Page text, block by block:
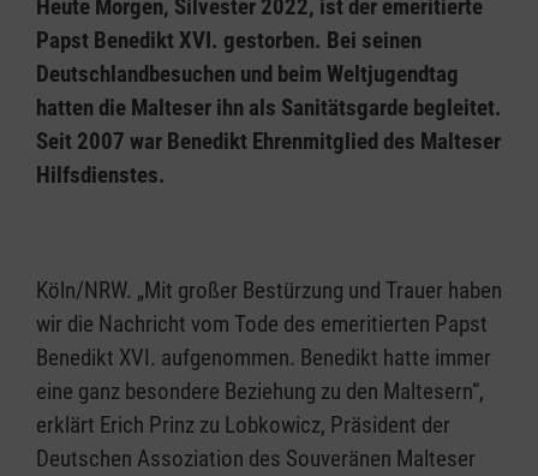
Heute Morgen, Silvester 2022, ist der emeritierte
Papst Benedikt XVI. gestorben. Bei seinen
Deutschlandbesuchen und beim Weltjugendtag
hatten die Malteser ihn als Sanitätsgarde begleitet.
Seit 2007 war Benedikt Ehrenmitglied des Malteser
Hilfsdienstes.
Köln/NRW. „Mit großer Bestürzung und Trauer haben
wir die Nachricht vom Tode des emeritierten Papst
Benedikt XVI. aufgenommen. Benedikt hatte immer
eine ganz besondere Beziehung zu den Maltesern“,
erklärt Erich Prinz zu Lobkowicz, Präsident der
Deutschen Assoziation des Souveränen Malteser